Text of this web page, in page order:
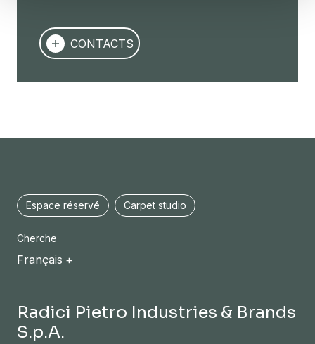
CONTACTS
Espace réservé Carpet studio
Cherche
Français
Radici Pietro Industries & Brands
S.p.A.